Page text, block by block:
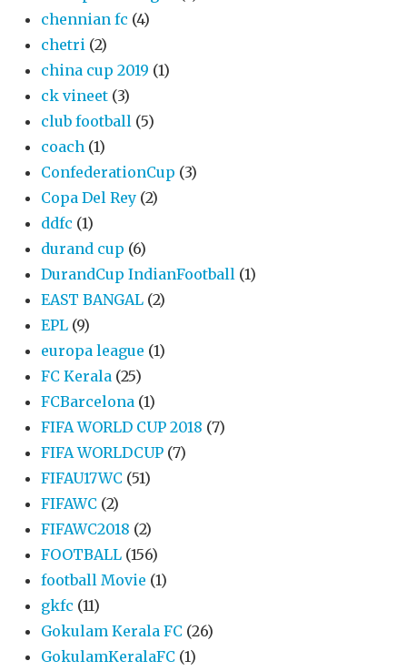
chennian fc (4)
chetri (2)
china cup 2019 (1)
ck vineet (3)
club football (5)
coach (1)
ConfederationCup (3)
Copa Del Rey (2)
ddfc (1)
durand cup (6)
DurandCup IndianFootball (1)
EAST BANGAL (2)
EPL (9)
europa league (1)
FC Kerala (25)
FCBarcelona (1)
FIFA WORLD CUP 2018 (7)
FIFA WORLDCUP (7)
FIFAU17WC (51)
FIFAWC (2)
FIFAWC2018 (2)
FOOTBALL (156)
football Movie (1)
gkfc (11)
Gokulam Kerala FC (26)
GokulamKeralaFC (1)